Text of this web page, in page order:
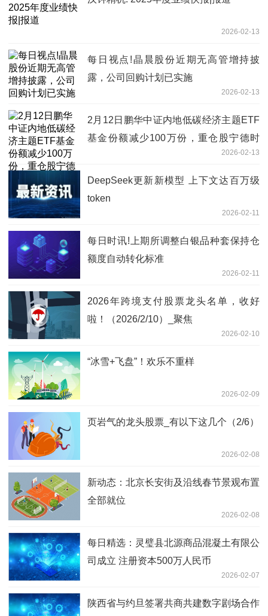
2026-02-13
每日视点!晶晨股份近期无高管增持披
露，公司回购计划已实施
2026-02-13
2月12日鹏华中证内地低碳经济主题ETF
基金份额减少100万份，重仓股宁德时
2026-02-13
DeepSeek更新新模型 上下文达百万级
token
2026-02-11
每日时讯!上期所调整白银品种套保持仓
额度自动转化标准
2026-02-11
2026年跨境支付股票龙头名单，收好
啦！（2026/2/10）_聚焦
2026-02-10
“冰雪+飞盘”！欢乐不重样
2026-02-09
页岩气的龙头股票_有以下这几个（2/6）
2026-02-08
新动态：北京长安街及沿线春节景观布置
全部就位
2026-02-08
每日精选：灵璧县北源商品混凝土有限公
司成立 注册资本500万人民币
2026-02-07
陕西省与约旦签署共商共建数字剧场合作